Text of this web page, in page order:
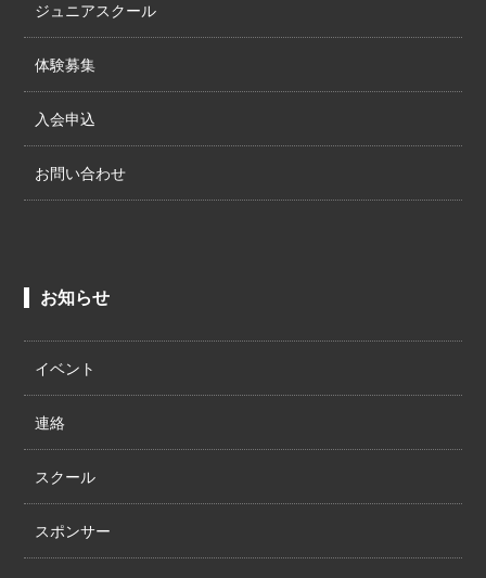
ジュニアスクール
体験募集
入会申込
お問い合わせ
お知らせ
イベント
連絡
スクール
スポンサー